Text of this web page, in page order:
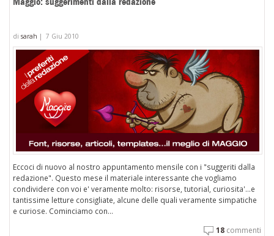
di sarah | 7 Giu 2010
Eccoci di nuovo al nostro appuntamento mensile con i "suggeriti dalla
redazione". Questo mese il materiale interessante che vogliamo
condividere con voi e' veramente molto: risorse, tutorial, curiosita'...e
tantissime letture consigliate, alcune delle quali veramente simpatiche
e curiose. Cominciamo con...
18 commenti